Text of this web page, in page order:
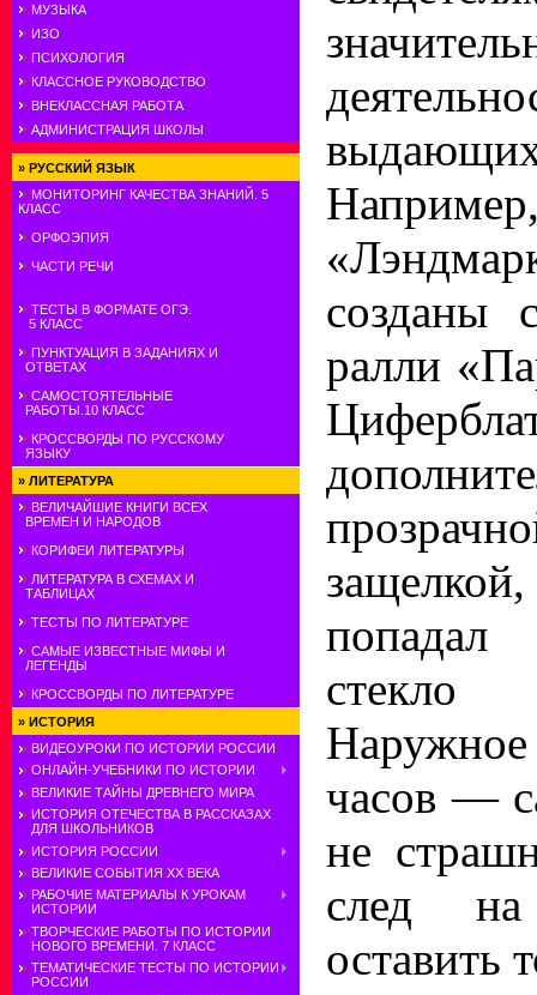
МУЗЫКА
ИЗО
ПСИХОЛОГИЯ
КЛАССНОЕ РУКОВОДСТВО
ВНЕКЛАССНАЯ РАБОТА
АДМИНИСТРАЦИЯ ШКОЛЫ
» РУССКИЙ ЯЗЫК
МОНИТОРИНГ КАЧЕСТВА ЗНАНИЙ. 5
КЛАСС
ОРФОЭПИЯ
ЧАСТИ РЕЧИ
ТЕСТЫ В ФОРМАТЕ ОГЭ.
5 КЛАСС
ПУНКТУАЦИЯ В ЗАДАНИЯХ И
ОТВЕТАХ
САМОСТОЯТЕЛЬНЫЕ
РАБОТЫ.10 КЛАСС
КРОССВОРДЫ ПО РУССКОМУ
ЯЗЫКУ
» ЛИТЕРАТУРА
ВЕЛИЧАЙШИЕ КНИГИ ВСЕХ
ВРЕМЕН И НАРОДОВ
КОРИФЕИ ЛИТЕРАТУРЫ
ЛИТЕРАТУРА В СХЕМАХ И
ТАБЛИЦАХ
ТЕСТЫ ПО ЛИТЕРАТУРЕ
САМЫЕ ИЗВЕСТНЫЕ МИФЫ И
ЛЕГЕНДЫ
КРОССВОРДЫ ПО ЛИТЕРАТУРЕ
» ИСТОРИЯ
ВИДЕОУРОКИ ПО ИСТОРИИ РОССИИ
ОНЛАЙН-УЧЕБНИКИ ПО ИСТОРИИ
ВЕЛИКИЕ ТАЙНЫ ДРЕВНЕГО МИРА
ИСТОРИЯ ОТЕЧЕСТВА В РАССКАЗАХ
ДЛЯ ШКОЛЬНИКОВ
ИСТОРИЯ РОССИИ
ВЕЛИКИЕ СОБЫТИЯ ХХ ВЕКА
РАБОЧИЕ МАТЕРИАЛЫ К УРОКАМ
ИСТОРИИ
ТВОРЧЕСКИЕ РАБОТЫ ПО ИСТОРИИ
НОВОГО ВРЕМЕНИ. 7 КЛАСС
ТЕМАТИЧЕСКИЕ ТЕСТЫ ПО ИСТОРИИ
РОССИИ
созданы
ралли
стекло
часов —
не
след
оставить